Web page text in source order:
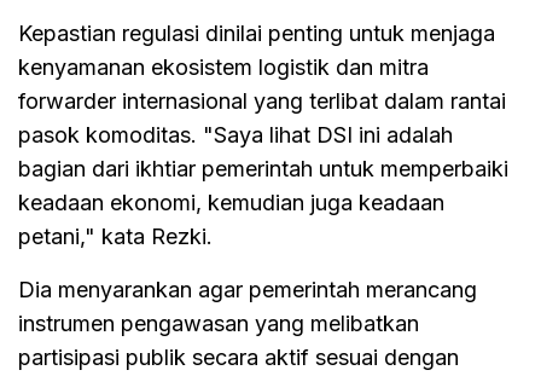
Kepastian regulasi dinilai penting untuk menjaga
kenyamanan ekosistem logistik dan mitra
forwarder internasional yang terlibat dalam rantai
pasok komoditas. "Saya lihat DSI ini adalah
bagian dari ikhtiar pemerintah untuk memperbaiki
keadaan ekonomi, kemudian juga keadaan
petani," kata Rezki.
Dia menyarankan agar pemerintah merancang
instrumen pengawasan yang melibatkan
partisipasi publik secara aktif sesuai dengan